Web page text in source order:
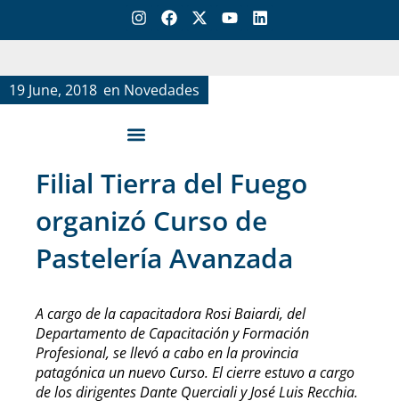
19 June, 2018 en Novedades
Filial Tierra del Fuego
organizó Curso de
Pastelería Avanzada
A cargo de la capacitadora Rosi Baiardi, del
Departamento de Capacitación y Formación
Profesional, se llevó a cabo en la provincia
patagónica un nuevo Curso. El cierre estuvo a cargo
de los dirigentes Dante Querciali y José Luis Recchia.